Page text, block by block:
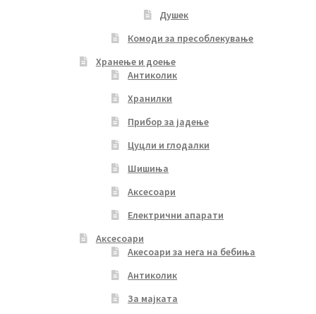
Душек
Комоди за пресоблекување
Хранење и доење
Антиколик
Хранилки
Прибор за јадење
Цуцли и глодалки
Шишиња
Аксесоари
Електрични апарати
Аксесоари
Акесоари за нега на бебиња
Антиколик
За мајката